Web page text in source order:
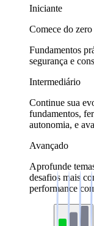
Iniciante
Comece do
Fundamentos
segurança e
Intermediário
Continue sua
fundamentos,
autonomia, e
Avançado
Aprofunde
desafios mais
performance